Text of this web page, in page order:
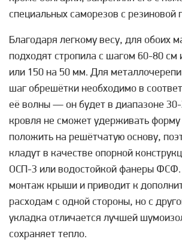
специальных саморезов с резиновой
Благодаря легкому весу, для обоих
подходят стропила с шагом 60-80 см
или 150 на 50 мм. Для
шаг обрешётки необходимо в
её волны — он будет в диапазоне
кровля не сможет удерживать
положить на решётчатую основу,
кладут в качестве опорной
ОСП-3 или водостойкой фанеры ФСФ.
монтаж крыши и приводит к
расходам с одной стороны, но с
укладка отличается лучшей
сохраняет тепло.